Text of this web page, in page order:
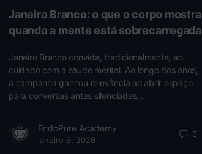
Janeiro Branco: o que o corpo mostra
quando a mente está sobrecarregada
Janeiro Branco convida, tradicionalmente, ao
cuidado com a saúde mental. Ao longo dos anos,
a campanha ganhou relevância ao abrir espaço
para conversas antes silenciadas…
EndoPure Academy
janeiro 9, 2026
0